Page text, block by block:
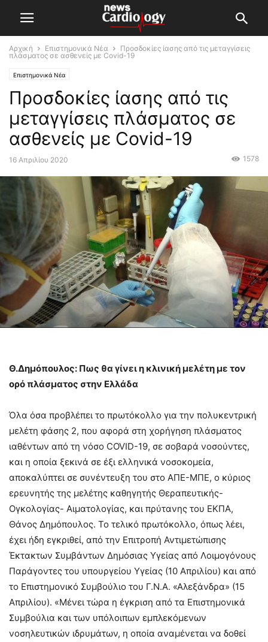
Αρχική Επιστημονικά Νέα
Προσδοκίες ίασης από τις μεταγγίσεις
πλάσματος σε ασθενείς με Covid-19
Επιστημονικά Νέα
Προσδοκίες ίασης από τις
μεταγγίσεις πλάσματος σε
ασθενείς με Covid-19
16 Απριλίου 2020 1578
Θ.Δημόπουλος: Πως θα γίνει η κλινική μελέτη με τον
ορό πλάσματος στην Ελλάδα
Όλα όσα προβλέπει το πρωτόκολλο για την πολυκεντρική
μελέτη φάσης 2, που αφορά στη χορήγηση πλάσματος
ιαθέντων από τη νόσο COVID-19, σε σοβαρά νοσούντες,
και η οποία ξεκινά σε έξι ελληνικά νοσοκομεία,
αποκαλύπτει σε συνέντευξη του στο ΑΠΕ-ΜΠΕ, ο κύριος
ερευνητής της μελέτης καθηγητής Θεραπευτικής-
Ογκολογίας- Αιματολογίας, και πρύτανης του ΕΚΠΑ,
Θάνος Δημόπουλος. Το τελικό πρωτόκολλο, όπως λέει,
έχει ήδη εγκριθεί, από την Επιτροπή Αντιμετώπισης
Έκτακτων Συμβάντων Δημόσιας Υγείας από Λοιμογόνους
Παράγοντες του υπουργείου Υγείας (10 Απριλίου) και από
το Επιστημονικό Συμβούλιο του Γ.Ν.Α. «Αλεξάνδρα» (15
Απριλίου). «Μένει τώρα η έγκριση από τα Επιστημονικά
Συμβούλια και των υπόλοιπων εμπλεκόμενων
νοσηλευτικών ιδρυμάτων, η οποία αναμένεται να δοθεί